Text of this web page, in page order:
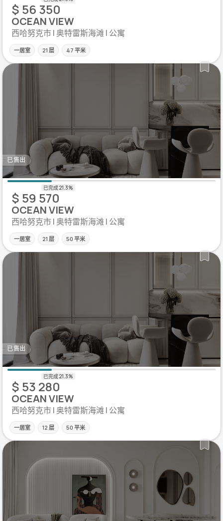
$ 56 350
OCEAN VIEW
西哈努克市 | 奥特雷斯海滩 | 公寓
一居室 21 层 47 平米
已售出
$ 59 570
OCEAN VIEW
西哈努克市 | 奥特雷斯海滩 | 公寓
一居室 21 层 50 平米
已售出
$ 53 280
OCEAN VIEW
西哈努克市 | 奥特雷斯海滩 | 公寓
一居室 12 层 50 平米